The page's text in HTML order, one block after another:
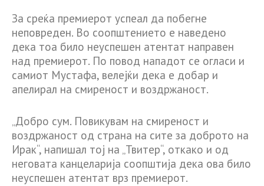
За среќа премиерот успеал да побегне
неповреден. Во соопштението е наведено
дека тоа било неуспешен атентат направен
над премиерот. По повод нападот се огласи и
самиот Мустафа, велејќи дека е добар и
апелирал на смиреност и воздржаност.
„Добро сум. Повикувам на смиреност и
воздржаност од страна на сите за доброто на
Ирак“, напишал тој на „Твитер“, откако и од
неговата канцеларија соопштија дека ова било
неуспешен атентат врз премиерот.